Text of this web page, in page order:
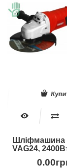
Шліфмашина
VAG24,